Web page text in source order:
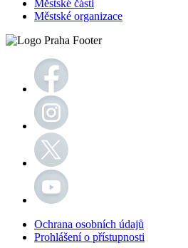
Městské části
Městské organizace
Ochrana osobních údajů
Prohlášení o přístupnosti